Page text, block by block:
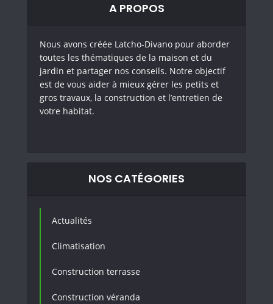
A PROPOS
Nous avons créée Latcho-Divano pour aborder
toutes les thématiques de la maison et du
jardin et partager nos conseils. Notre objectif
est de vous aider à mieux gérer les petits et
gros travaux, la construction et l’entretien de
votre habitat.
NOS CATÉGORIES
Actualités
Climatisation
Construction terrasse
Construction véranda